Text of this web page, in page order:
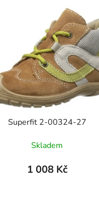
Superfit 2-00324-27
Skladem
1 008 Kč